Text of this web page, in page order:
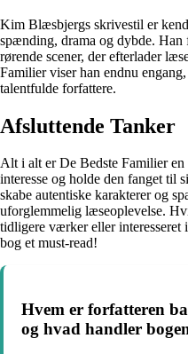
Kim Blæsbjergs skrivestil er
spænding, drama og dybde. Han
rørende scener, der efterlader
Familier viser han endnu
talentfulde forfattere.
Afsluttende Tanker
Alt i alt er De Bedste Familier
interesse og holde den fanget til
skabe autentiske karakterer og
uforglemmelig læseoplevelse.
tidligere værker eller interesseret
bog et must-read!
Hvem er forfatteren
og hvad handler